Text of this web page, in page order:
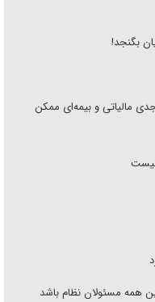
بگنجد!
مالیاتی و بیمه‌ای ممکن
نیست
همه مسئولان نظام باشد